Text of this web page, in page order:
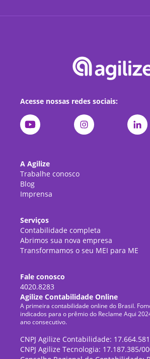
Acesse nossas redes sociais:
A Agilize
Trabalhe conosco
Blog
Imprensa
Serviços
Contabilidade completa
Abrimos sua nova empresa
Transformamos o seu MEI para ME
Fale conosco
4020.8283
Agilize Contabilidade Online
A primeira contabilidade online do Brasil.
indicados para o prêmio do Reclame Aqui
ano consecutivo.
CNPJ Agilize Contabilidade:
CNPJ Agilize Tecnologia: 17.187.385/